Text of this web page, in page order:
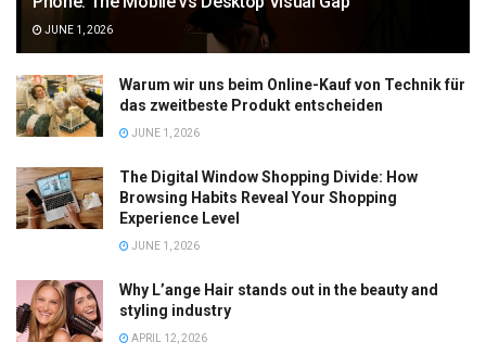
JUNE 1, 2026
Warum wir uns beim Online-Kauf von Technik für
das zweitbeste Produkt entscheiden
JUNE 1, 2026
The Digital Window Shopping Divide: How
Browsing Habits Reveal Your Shopping
Experience Level
JUNE 1, 2026
Why L’ange Hair stands out in the beauty and
styling industry
APRIL 12, 2026